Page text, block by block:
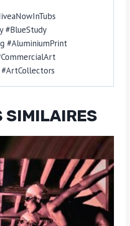
#BlueStudy
#AluminiumPrint
SIMILAIRES